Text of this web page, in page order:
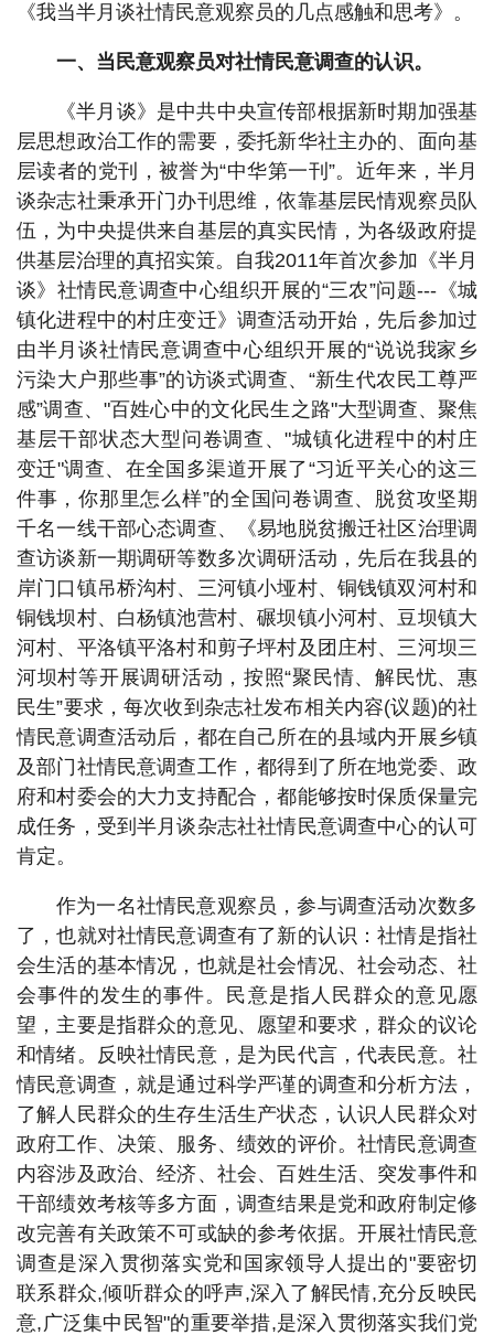
《我当半月谈社情民意观察员的几点感触和思考》。
一、当民意观察员对社情民意调查的认识。
《半月谈》是中共中央宣传部根据新时期加强基
层思想政治工作的需要，委托新华社主办的、面向基
层读者的党刊，被誉为“中华第一刊”。近年来，半月
谈杂志社秉承开门办刊思维，依靠基层民情观察员队
伍，为中央提供来自基层的真实民情，为各级政府提
供基层治理的真招实策。自我2011年首次参加《半月
谈》社情民意调查中心组织开展的“三农”问题---《城
镇化进程中的村庄变迁》调查活动开始，先后参加过
由半月谈社情民意调查中心组织开展的“说说我家乡
污染大户那些事”的访谈式调查、“新生代农民工尊严
感”调查、"百姓心中的文化民生之路"大型调查、聚焦
基层干部状态大型问卷调查、"城镇化进程中的村庄
变迁"调查、在全国多渠道开展了“习近平关心的这三
件事，你那里怎么样”的全国问卷调查、脱贫攻坚期
千名一线干部心态调查、《易地脱贫搬迁社区治理调
查访谈新一期调研等数多次调研活动，先后在我县的
岸门口镇吊桥沟村、三河镇小垭村、铜钱镇双河村和
铜钱坝村、白杨镇池营村、碾坝镇小河村、豆坝镇大
河村、平洛镇平洛村和剪子坪村及团庄村、三河坝三
河坝村等开展调研活动，按照“聚民情、解民忧、惠
民生”要求，每次收到杂志社发布相关内容(议题)的社
情民意调查活动后，都在自己所在的县域内开展乡镇
及部门社情民意调查工作，都得到了所在地党委、政
府和村委会的大力支持配合，都能够按时保质保量完
成任务，受到半月谈杂志社社情民意调查中心的认可
肯定。
作为一名社情民意观察员，参与调查活动次数多
了，也就对社情民意调查有了新的认识：社情是指社
会生活的基本情况，也就是社会情况、社会动态、社
会事件的发生的事件。民意是指人民群众的意见愿
望，主要是指群众的意见、愿望和要求，群众的议论
和情绪。反映社情民意，是为民代言，代表民意。社
情民意调查，就是通过科学严谨的调查和分析方法，
了解人民群众的生存生活生产状态，认识人民群众对
政府工作、决策、服务、绩效的评价。社情民意调查
内容涉及政治、经济、社会、百姓生活、突发事件和
干部绩效考核等多方面，调查结果是党和政府制定修
改完善有关政策不可或缺的参考依据。开展社情民意
调查是深入贯彻落实党和国家领导人提出的"要密切
联系群众,倾听群众的呼声,深入了解民情,充分反映民
意,广泛集中民智"的重要举措,是深入贯彻落实我们党